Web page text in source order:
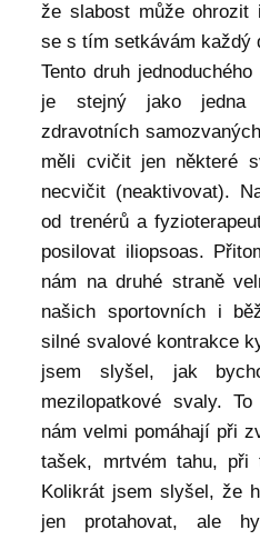
že slabost může ohrozit
se s tím setkávám každý
Tento druh
je stejný jako jedna
zdravotních
měli cvičit jen některé
necvičit (neaktivovat).
od trenérů a
posilovat iliopsoas.
nám na druhé straně
našich sportovních i
silné svalové kontrakce
jsem slyšel, jak
mezilopatkové svaly.
nám velmi pomáhají při
tašek, mrtvém tahu,
Kolikrát jsem slyšel, že
jen protahovat, ale